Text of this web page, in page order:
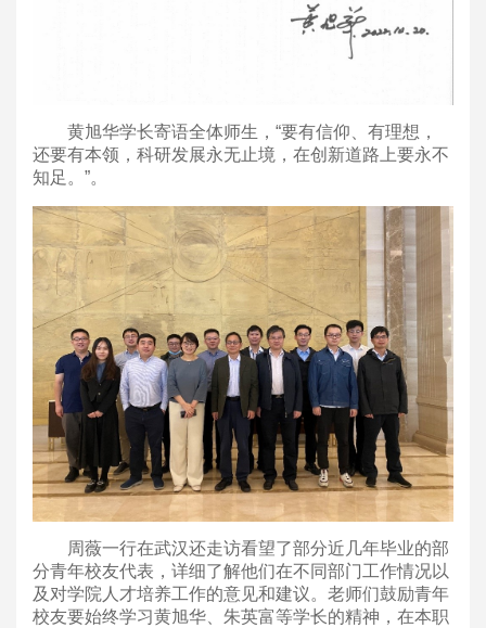
黄旭华学长寄语全体师生，“要有信仰、有理想，
还要有本领，科研发展永无止境，在创新道路上要永不
知足。”。
周薇一行在武汉还走访看望了部分近几年毕业的部
分青年校友代表，详细了解他们在不同部门工作情况以
及对学院人才培养工作的意见和建议。老师们鼓励青年
校友要始终学习黄旭华、朱英富等学长的精神，在本职